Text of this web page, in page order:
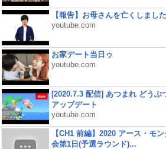
【報告】お母さんを亡くしました
youtube.com
お家デート当日ゥ
youtube.com
[2020.7.3 配信] あつまれ どうぶ
アップデート
youtube.com
【CH1 前編】2020 アース・モ
会第1日(予選ラウンド)...